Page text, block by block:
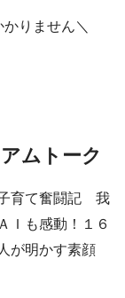
りません＼
ムトーク
育て奮闘記 我
Ｉも感動！１６
が明かす素顔